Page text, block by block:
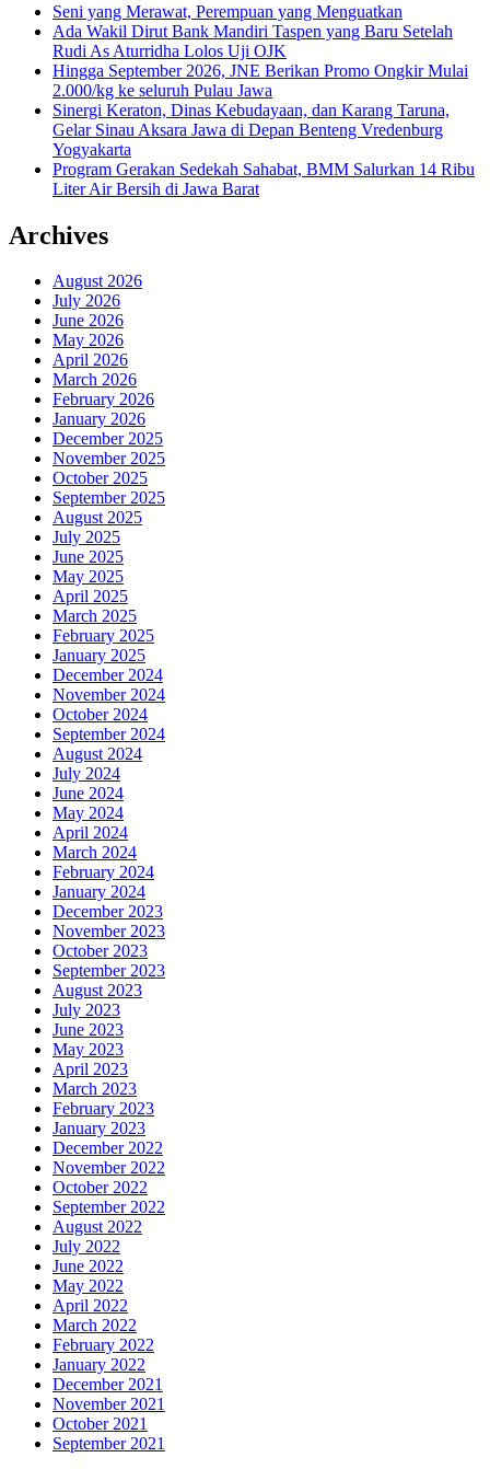
Seni yang Merawat, Perempuan yang Menguatkan
Ada Wakil Dirut Bank Mandiri Taspen yang Baru Setelah
Rudi As Aturridha Lolos Uji OJK
Hingga September 2026, JNE Berikan Promo Ongkir Mulai
2.000/kg ke seluruh Pulau Jawa
Sinergi Keraton, Dinas Kebudayaan, dan Karang Taruna,
Gelar Sinau Aksara Jawa di Depan Benteng Vredenburg
Yogyakarta
Program Gerakan Sedekah Sahabat, BMM Salurkan 14 Ribu
Liter Air Bersih di Jawa Barat
Archives
August 2026
July 2026
June 2026
May 2026
April 2026
March 2026
February 2026
January 2026
December 2025
November 2025
October 2025
September 2025
August 2025
July 2025
June 2025
May 2025
April 2025
March 2025
February 2025
January 2025
December 2024
November 2024
October 2024
September 2024
August 2024
July 2024
June 2024
May 2024
April 2024
March 2024
February 2024
January 2024
December 2023
November 2023
October 2023
September 2023
August 2023
July 2023
June 2023
May 2023
April 2023
March 2023
February 2023
January 2023
December 2022
November 2022
October 2022
September 2022
August 2022
July 2022
June 2022
May 2022
April 2022
March 2022
February 2022
January 2022
December 2021
November 2021
October 2021
September 2021